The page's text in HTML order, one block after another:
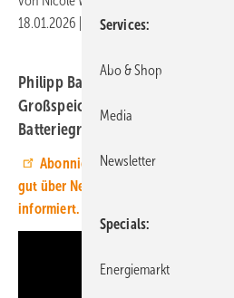
18.01.2026
Druckvorschau
Philipp Barz, Experte für die
Großspeichern, sagt, was zu
Batteriegroßspeicher geht.
Abonnieren Sie unseren Youtube-
gut über Neuigkeiten zur
informiert.
Services
Abo & Shop
Media
Newsletter
Specials
Energiemarkt